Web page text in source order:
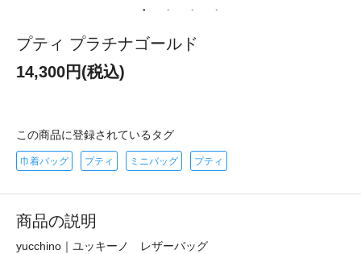
プティ プラチナゴールド
14,300円(税込)
この商品に登録されているタグ
巾着バッグ プティ ミニバッグ プティ
商品の説明
yucchino｜ユッキーノ レザーバッグ